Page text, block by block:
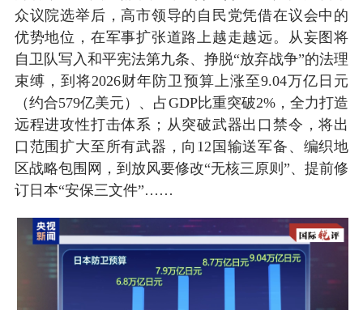
众议院选举后，高市领导的自民党凭借在议会中的
优势地位，在军事扩张道路上越走越远。从妄图将
自卫队写入和平宪法第九条、挣脱“放弃战争”的法理
束缚，到将2026财年防卫预算上涨至9.04万亿日元
（约合579亿美元）、占GDP比重突破2%，全力打造
远程进攻性打击体系；从突破武器出口禁令，将出
口范围扩大至所有武器，向12国输送军备、编织地
区战略包围网，到放风要修改“无核三原则”、提前修
订日本“安保三文件”……